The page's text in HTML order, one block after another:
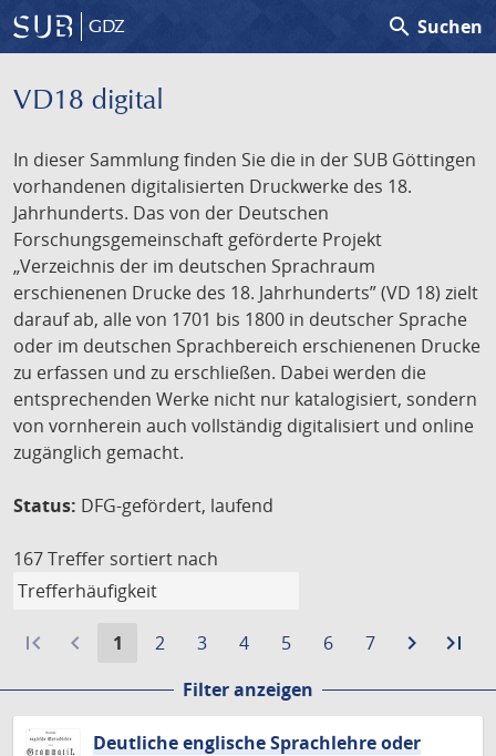
GDZ search Suchen
VD18 digital
In dieser Sammlung finden Sie die in der SUB Göttingen
vorhandenen digitalisierten Druckwerke des 18.
Jahrhunderts. Das von der Deutschen
Forschungsgemeinschaft geförderte Projekt
„Verzeichnis der im deutschen Sprachraum
erschienenen Drucke des 18. Jahrhunderts” (VD 18) zielt
darauf ab, alle von 1701 bis 1800 in deutscher Sprache
oder im deutschen Sprachbereich erschienenen Drucke
zu erfassen und zu erschließen. Dabei werden die
entsprechenden Werke nicht nur katalogisiert, sondern
von vornherein auch vollständig digitalisiert und online
zugänglich gemacht.
Status: DFG-gefördert, laufend
167 Treffer sortiert nach
first_page navigate_before
Aktuelle
1
Gehe
Seite
2
Gehe
Seite
3
Gehe
Seite
4
Gehe
Seite
5
Gehe
Seite
6
Gehe
Seite
7 navigate_next
Zur
Seite
last_page
Filter anzeigen
Deutliche englische Sprachlehre oder